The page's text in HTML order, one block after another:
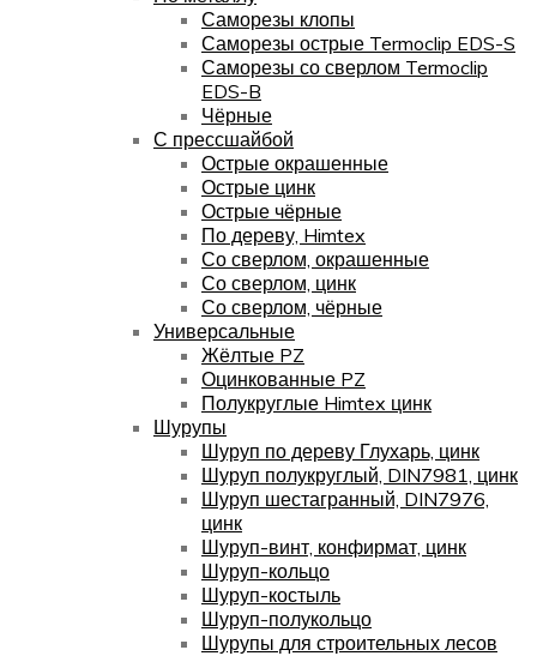
Саморезы клопы
Саморезы острые Termoclip EDS-S
Саморезы со сверлом Termoclip
EDS-B
Чёрные
С прессшайбой
Острые окрашенные
Острые цинк
Острые чёрные
По дереву, Himtex
Со сверлом, окрашенные
Со сверлом, цинк
Со сверлом, чёрные
Универсальные
Жёлтые PZ
Оцинкованные PZ
Полукруглые Himtex цинк
Шурупы
Шуруп по дереву Глухарь, цинк
Шуруп полукруглый, DIN7981, цинк
Шуруп шестагранный, DIN7976,
цинк
Шуруп-винт, конфирмат, цинк
Шуруп-кольцо
Шуруп-костыль
Шуруп-полукольцо
Шурупы для строительных лесов